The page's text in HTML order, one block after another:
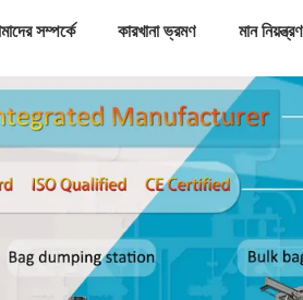
সম্পর্কে কারখানা ভ্রমণ মান নিয়ন্ত্রণ